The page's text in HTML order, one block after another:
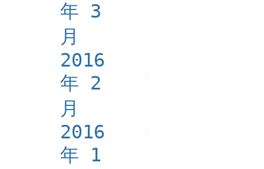
年 3
月
2016
年 2
月
2016
年 1